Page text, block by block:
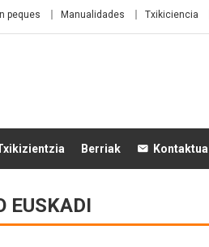
peques Manualidades Txikiciencia
Berriak Kontaktua
EUSKADI